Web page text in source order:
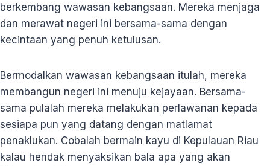
berkembang wawasan kebangsaan. Mereka menjaga
dan merawat negeri ini bersama-sama dengan
kecintaan yang penuh ketulusan.
Bermodalkan wawasan kebangsaan itulah, mereka
membangun negeri ini menuju kejayaan. Bersama-
sama pulalah mereka melakukan perlawanan kepada
sesiapa pun yang datang dengan matlamat
penaklukan. Cobalah bermain kayu di Kepulauan Riau
kalau hendak menyaksikan bala apa yang akan